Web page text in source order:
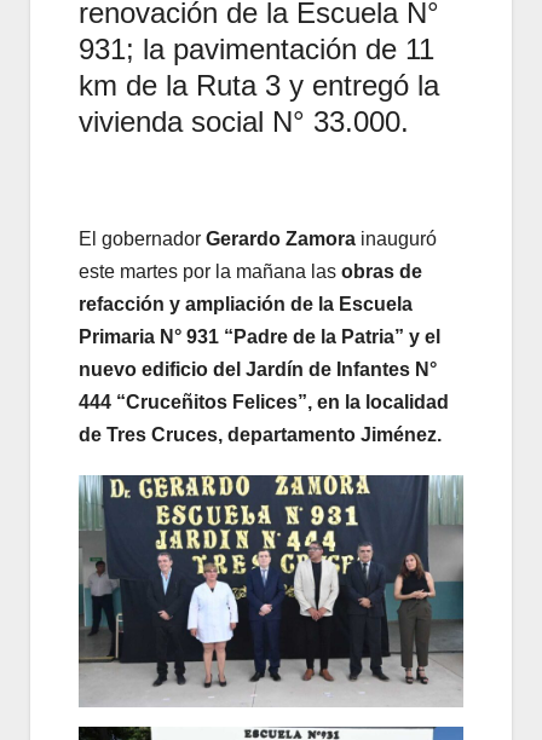
renovación de la Escuela N°
931; la pavimentación de 11
km de la Ruta 3 y entregó la
vivienda social N° 33.000.
El gobernador Gerardo Zamora inauguró
este martes por la mañana las obras de
refacción y ampliación de la Escuela
Primaria N° 931 “Padre de la Patria” y el
nuevo edificio del Jardín de Infantes N°
444 “Cruceñitos Felices”, en la localidad
de Tres Cruces, departamento Jiménez.